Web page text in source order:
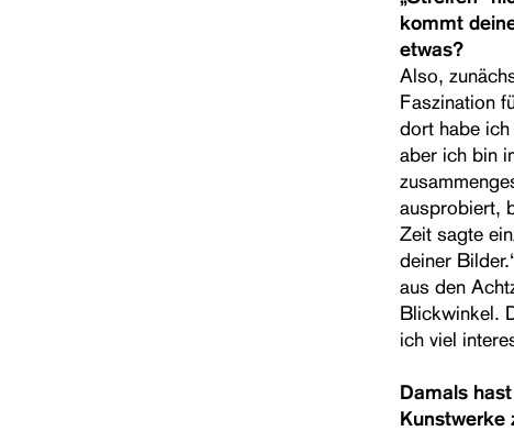
kommt
etwas?
Also,
Faszination
dort habe
aber ich bin
ausprobiert,
Zeit sagte
deiner
aus den
Blickwinkel.
ich viel
Damals
Kunstwerke